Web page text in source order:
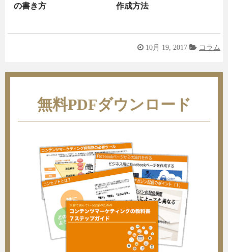
の書き方 作成方法
10月 19, 2017 コラム
無料PDFダウンロード